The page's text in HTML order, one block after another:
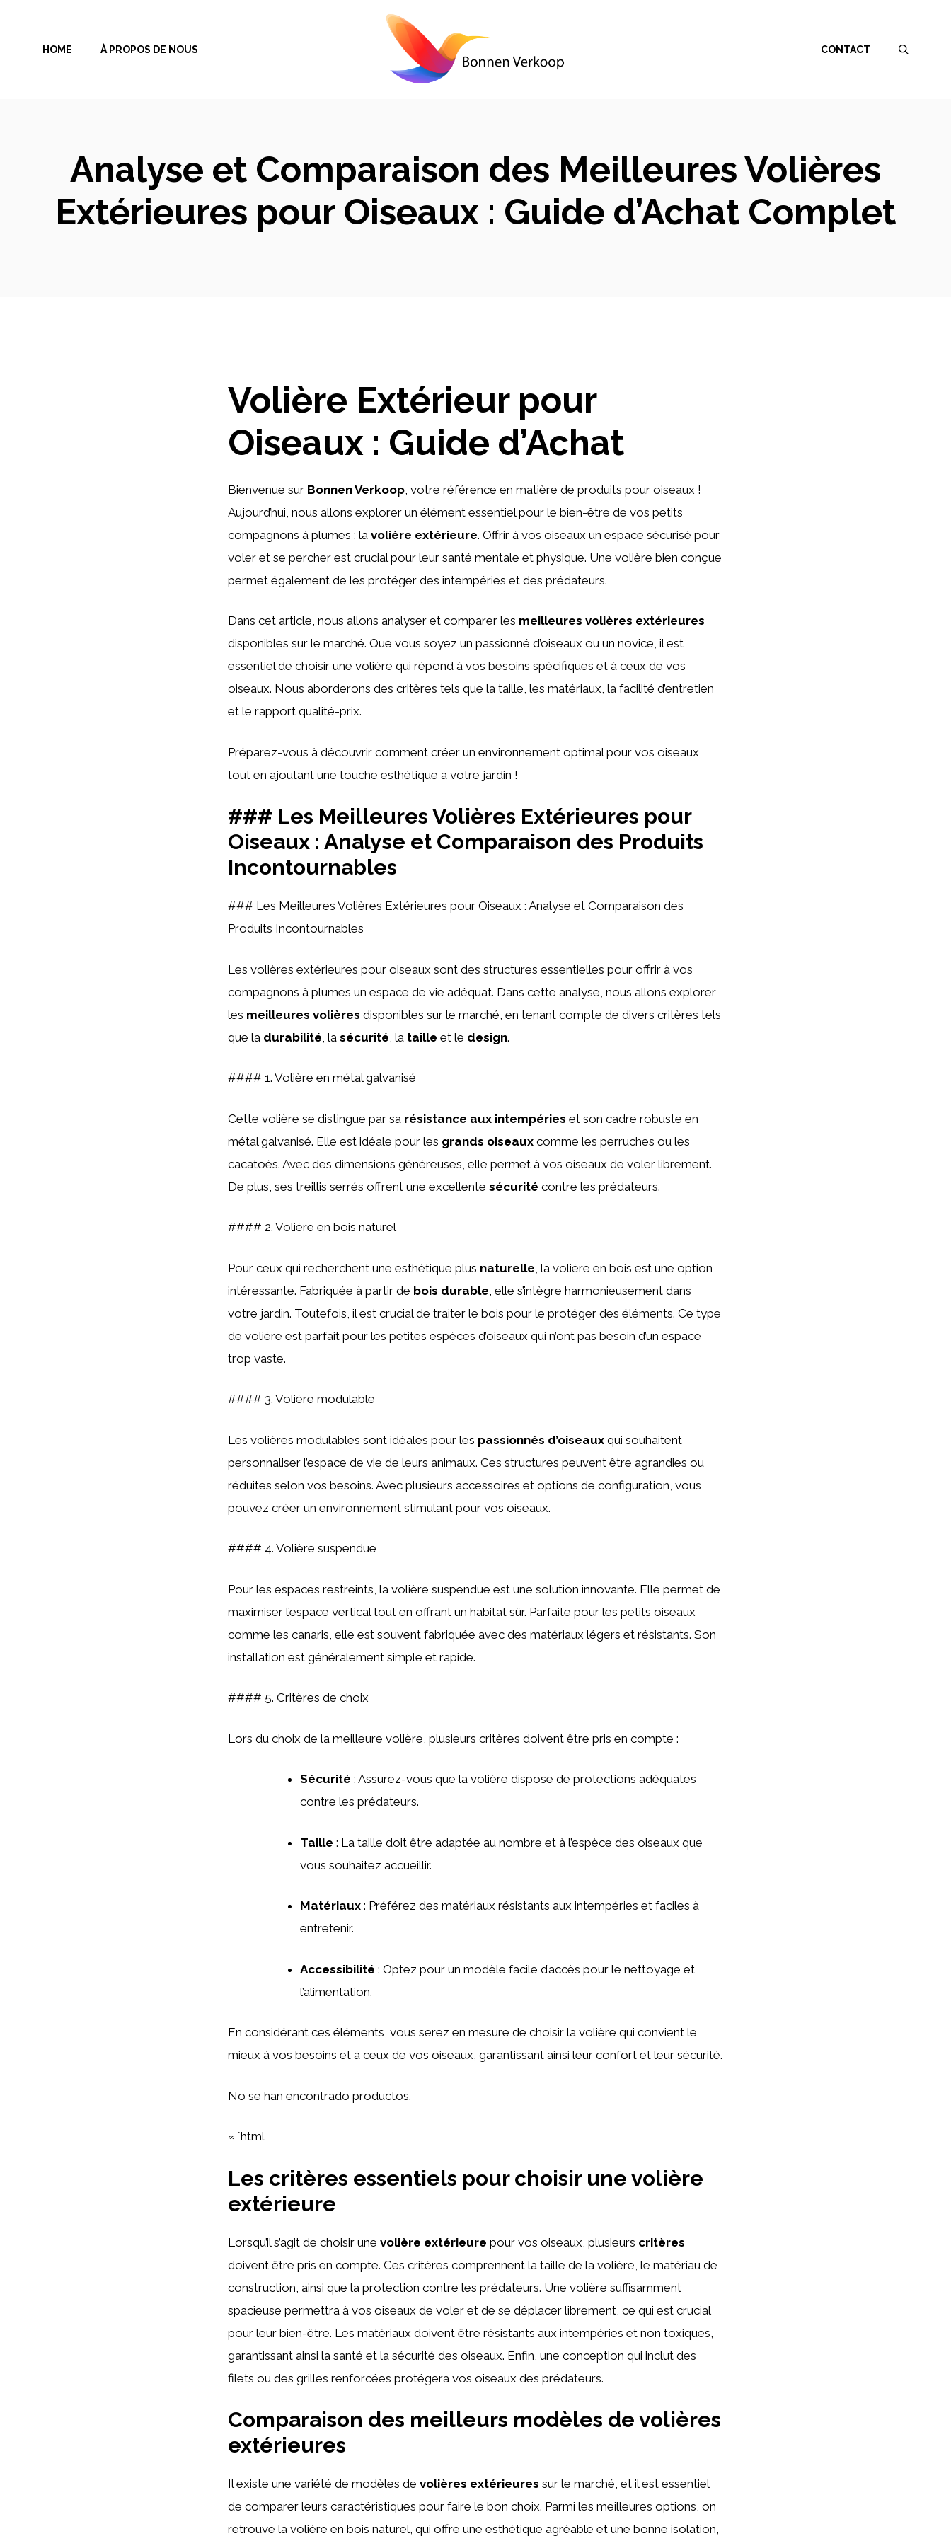
contenuHOME À PROPOS DE NOUS CONTACT
Analyse et Comparaison des Meilleures Volières
Extérieures pour Oiseaux : Guide d’Achat Complet
Volière Extérieur pour
Oiseaux : Guide d’Achat
Bienvenue sur Bonnen Verkoop , votre référence en matière de produits pour oiseaux !
Aujourd’hui, nous allons explorer un élément essentiel pour le bien-être de vos petits
compagnons à plumes : la volière extérieure. Offrir à vos oiseaux un espace sécurisé pour
voler et se percher est crucial pour leur santé mentale et physique. Une volière bien conçue
permet également de les protéger des intempéries et des prédateurs.
Dans cet article, nous allons analyser et comparer les meilleures volières extérieures
disponibles sur le marché. Que vous soyez un passionné d’oiseaux ou un novice, il est
essentiel de choisir une volière qui répond à vos besoins spécifiques et à ceux de vos
oiseaux. Nous aborderons des critères tels que la taille, les matériaux, la facilité d’entretien
et le rapport qualité-prix.
Préparez-vous à découvrir comment créer un environnement optimal pour vos oiseaux
tout en ajoutant une touche esthétique à votre jardin !
### Les Meilleures Volières Extérieures pour
Oiseaux : Analyse et Comparaison des Produits
Incontournables
### Les Meilleures Volières Extérieures pour Oiseaux : Analyse et Comparaison des
Produits Incontournables
Les volières extérieures pour oiseaux sont des structures essentielles pour offrir à vos
compagnons à plumes un espace de vie adéquat. Dans cette analyse, nous allons explorer
les meilleures volières disponibles sur le marché, en tenant compte de divers critères tels
que la durabilité , la sécurité , la taille et le design.
#### 1. Volière en métal galvanisé
Cette volière se distingue par sa résistance aux intempéries et son cadre robuste en
métal galvanisé. Elle est idéale pour les grands oiseaux comme les perruches ou les
cacatoès. Avec des dimensions généreuses, elle permet à vos oiseaux de voler librement.
De plus, ses treillis serrés offrent une excellente sécurité contre les prédateurs.
#### 2. Volière en bois naturel
Pour ceux qui recherchent une esthétique plus naturelle , la volière en bois est une option
intéressante. Fabriquée à partir de bois durable , elle s’intègre harmonieusement dans
votre jardin. Toutefois, il est crucial de traiter le bois pour le protéger des éléments. Ce type
de volière est parfait pour les petites espèces d’oiseaux qui n’ont pas besoin d’un espace
trop vaste.
#### 3. Volière modulable
Les volières modulables sont idéales pour les passionnés d’oiseaux qui souhaitent
personnaliser l’espace de vie de leurs animaux. Ces structures peuvent être agrandies ou
réduites selon vos besoins. Avec plusieurs accessoires et options de configuration, vous
pouvez créer un environnement stimulant pour vos oiseaux.
#### 4. Volière suspendue
Pour les espaces restreints, la volière suspendue est une solution innovante. Elle permet de
maximiser l’espace vertical tout en offrant un habitat sûr. Parfaite pour les petits oiseaux
comme les canaris, elle est souvent fabriquée avec des matériaux légers et résistants. Son
installation est généralement simple et rapide.
#### 5. Critères de choix
Lors du choix de la meilleure volière, plusieurs critères doivent être pris en compte :
Sécurité : Assurez-vous que la volière dispose de protections adéquates
contre les prédateurs.
Taille : La taille doit être adaptée au nombre et à l’espèce des oiseaux que
vous souhaitez accueillir.
Matériaux : Préférez des matériaux résistants aux intempéries et faciles à
entretenir.
Accessibilité : Optez pour un modèle facile d’accès pour le nettoyage et
l’alimentation.
En considérant ces éléments, vous serez en mesure de choisir la volière qui convient le
mieux à vos besoins et à ceux de vos oiseaux, garantissant ainsi leur confort et leur sécurité.
No se han encontrado productos.
« `html
Les critères essentiels pour choisir une volière
extérieure
Lorsqu’il s’agit de choisir une volière extérieure pour vos oiseaux, plusieurs critères
doivent être pris en compte. Ces critères comprennent la taille de la volière, le matériau de
construction, ainsi que la protection contre les prédateurs. Une volière suffisamment
spacieuse permettra à vos oiseaux de voler et de se déplacer librement, ce qui est crucial
pour leur bien-être. Les matériaux doivent être résistants aux intempéries et non toxiques,
garantissant ainsi la santé et la sécurité des oiseaux. Enfin, une conception qui inclut des
filets ou des grilles renforcées protégera vos oiseaux des prédateurs.
Comparaison des meilleurs modèles de volières
extérieures
Il existe une variété de modèles de volières extérieures sur le marché, et il est essentiel
de comparer leurs caractéristiques pour faire le bon choix. Parmi les meilleures options, on
retrouve la volière en bois naturel, qui offre une esthétique agréable et une bonne isolation,